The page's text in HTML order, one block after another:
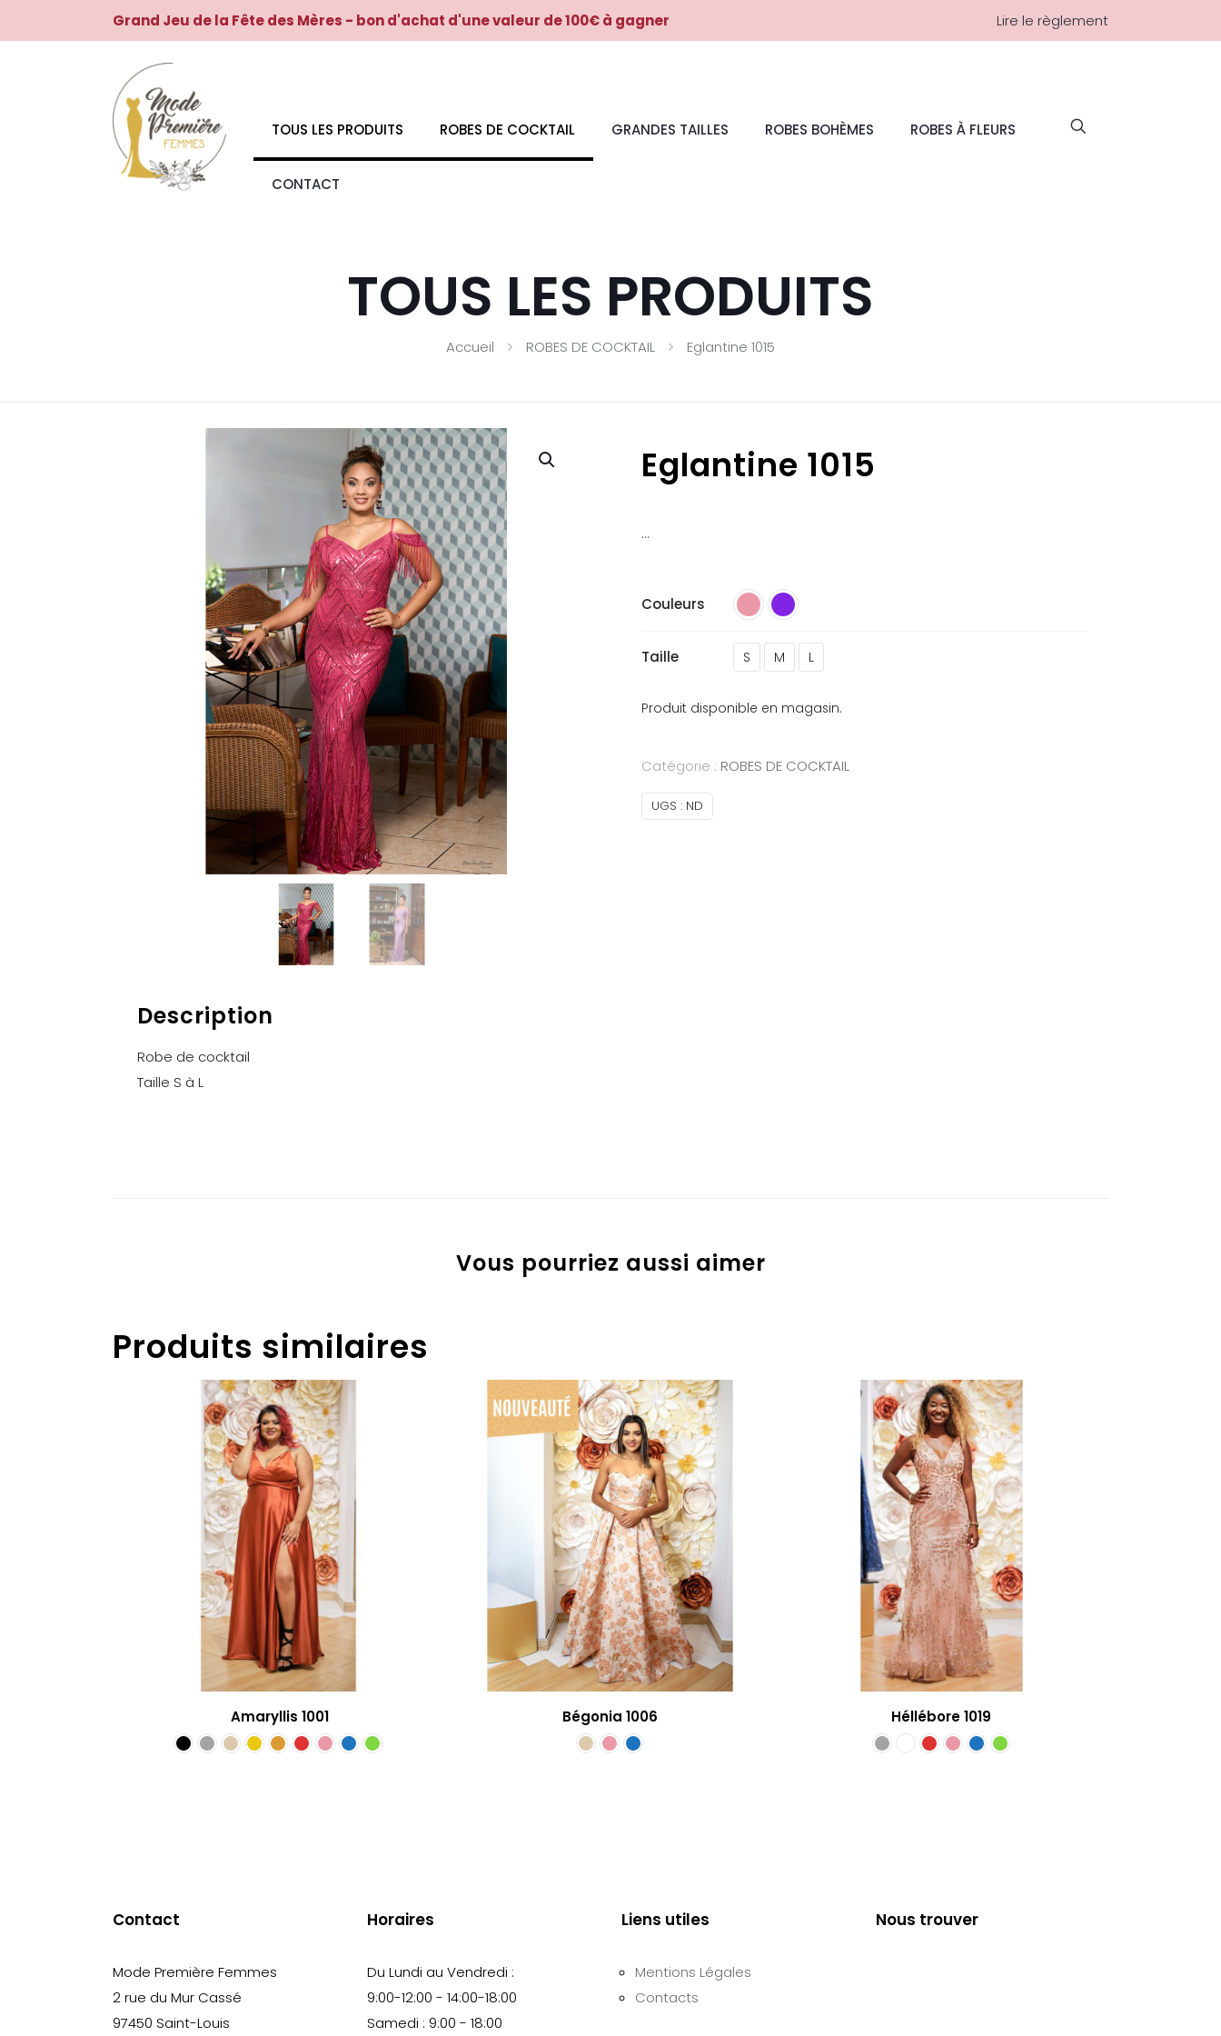
Grand Jeu de la Fête des Mères - bon d'achat d'une valeur de 100€ à gagner Lire le règlement
TOUS LES PRODUITS ROBES DE COCKTAIL GRANDES TAILLES ROBES BOHÈMES ROBES À FLEURS
CONTACT
TOUS LES PRODUITS
Accueil ROBES DE COCKTAIL Eglantine 1015
Description
Robe de cocktail
Taille S à L
Eglantine 1015
…
Couleurs
Taille S M L
Produit disponible en magasin.
Catégorie : ROBES DE COCKTAIL
UGS : ND
Vous pourriez aussi aimer
Produits similaires
Amaryllis 1001 Bégonia 1006 Héllébore 1019
Contact
Mode Première Femmes
2 rue du Mur Cassé
97450 Saint-Louis
Horaires
Du Lundi au Vendredi :
9:00-12:00 - 14:00-18:00
Samedi : 9:00 - 18:00
Liens utiles
Mentions Légales
Contacts
Nous trouver